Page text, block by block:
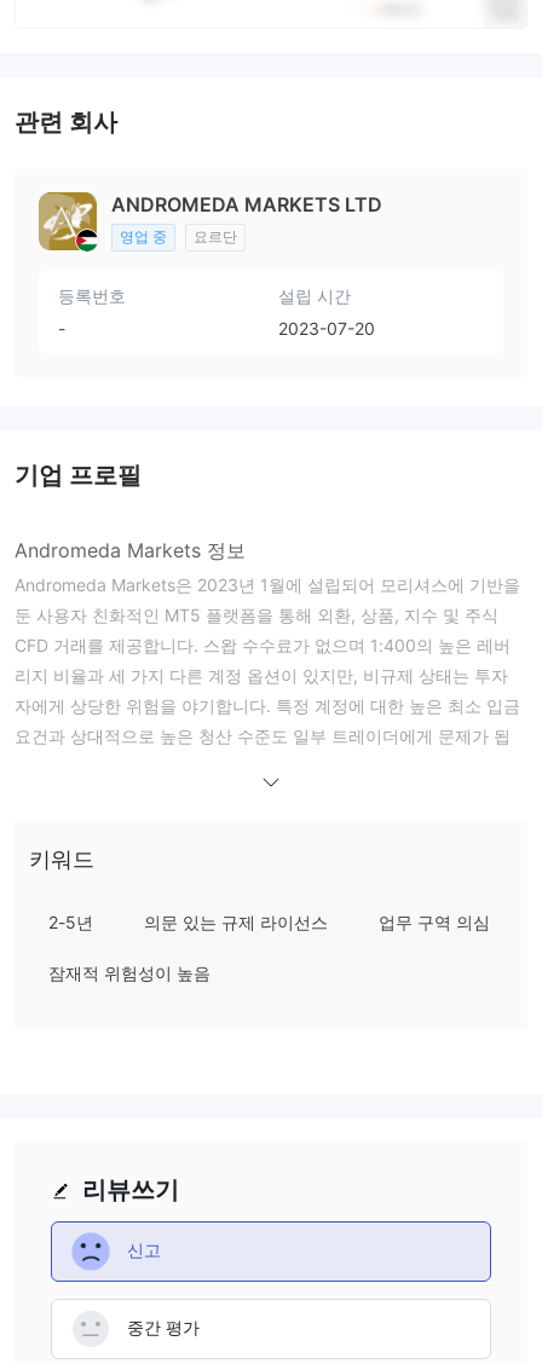
관련 회사
ANDROMEDA MARKETS LTD
영업 중 요르단
등록번호
-
설립 시간
2023-07-20
기업 프로필
Andromeda Markets 정보
Andromeda Markets은 2023년 1월에 설립되어 모리셔스에 기반을
둔 사용자 친화적인 MT5 플랫폼을 통해 외환, 상품, 지수 및 주식
CFD 거래를 제공합니다. 스왑 수수료가 없으며 1:400의 높은 레버
리지 비율과 세 가지 다른 계정 옵션이 있지만, 비규제 상태는 투자
자에게 상당한 위험을 야기합니다. 특정 계정에 대한 높은 최소 입금
요건과 상대적으로 높은 청산 수준도 일부 트레이더에게 문제가 됩
Andromeda Markets은 운영을 감독할 규제 기관이 없이 운영됩니
높은 위험을 야기할 수 있습니다. 도메인 andromedamarkets.com
상태입니다.
안드로메다는 경험 수준과 투자 규모에 따라 다른 트레이더를 위한
3단계 계정을 제공합니다.
안드로메다 A:
200달러의 최소 입금액으로 처음 트레이더들이 큰
금액을 투자하기에 망설이는 경우에도 접근 가능합니다. 작은 투자
안드로메다 AA:중간 수준의 최소 입금액과 스프레드를 가지고 있습
니다. 따라서 스프레드를 더 좁히고 수수료를 낮춰 거래 경험을 향상
키워드
2-5년 의문 있는 규제 라이선스 업무 구역 의심
잠재적 위험성이 높음
리뷰쓰기
신고
중간 평가